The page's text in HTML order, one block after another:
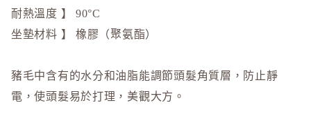
耐熱溫度 】 90°C
坐墊材料 】 橡膠（聚氨酯）
豬毛中含有的水分和油脂能調節頭髮角質層，防止靜
電，使頭髮易於打理，美觀大方。